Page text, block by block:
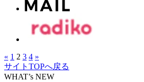
« 1 2 3 4 »
サイトTOPへ戻る
WHAT’s NEW